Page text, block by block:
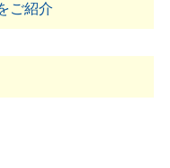
ご紹介